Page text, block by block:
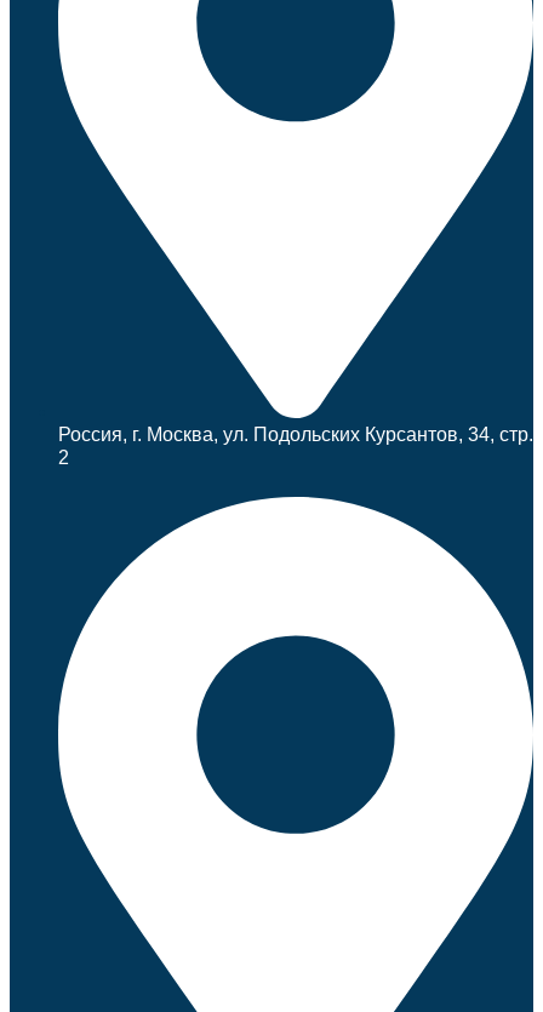
Россия, г. Москва, ул. Подольских Курсантов, 34, стр.
2